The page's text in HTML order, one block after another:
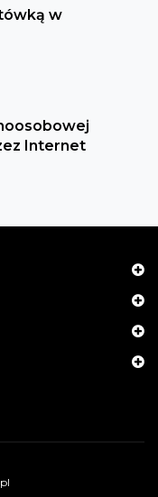
w
Internet